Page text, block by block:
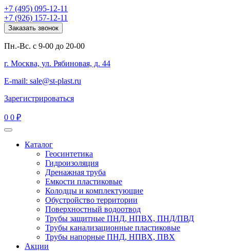
+7 (495) 095-12-11
+7 (926) 157-12-11
Заказать звонок
Пн.-Вс. с 9-00 до 20-00
г. Москва, ул. Рябиновая, д. 44
E-mail: sale@st-plast.ru
Зарегистрироваться
0 0 ₽
Каталог
Геосинтетика
Гидроизоляция
Дренажная труба
Емкости пластиковые
Колодцы и комплектующие
Обустройство территории
Поверхностный водоотвод
Трубы защитные ПНД, НПВХ, ПНД/ПВД
Трубы канализационные пластиковые
Трубы напорные ПНД, НПВХ, ПВХ
Акции